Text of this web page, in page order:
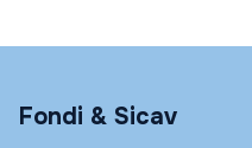
Fondi & Sicav